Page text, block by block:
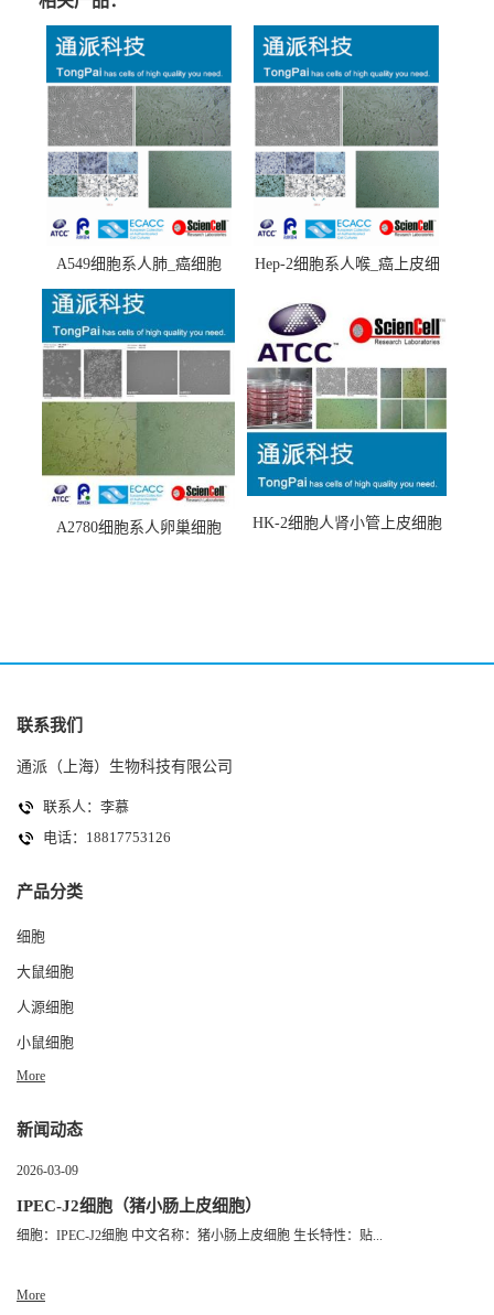
A549细胞系人肺_癌细胞
(A549细胞)
Hep-2细胞系人喉_癌上皮细
A2780细胞系人卵巢细胞
HK-2细胞人肾小管上皮细胞
联系我们
通派（上海）生物科技有限公司
联系人：李慕
电话：18817753126
产品分类
细胞
大鼠细胞
人源细胞
小鼠细胞
More
新闻动态
2026-03-09
IPEC-J2细胞（猪小肠上皮细胞）
细胞：IPEC-J2细胞 中文名称：猪小肠上皮细胞 生长特性：贴...
More